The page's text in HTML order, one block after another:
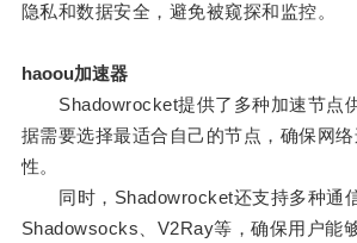
隐私和数据安全，避免被窥探和监控。
haoou加速器
Shadowrocket提供了多种加速节点
据需要选择最适合自己的节点，确保网
性。
同时，Shadowrocket还支持多种通
Shadowsocks、V2Ray等，确保用户能